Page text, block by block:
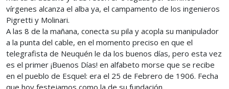
vírgenes alcanza el alba ya, el campamento de los ingenieros
Pigretti y Molinari.
A las 8 de la mañana, conecta su pila y acopla su manipulador
a la punta del cable, en el momento preciso en que el
telegrafista de Neuquén le da los buenos días, pero esta vez
es el primer ¡Buenos Días! en alfabeto morse que se recibe
en el pueblo de Esquel: era el 25 de Febrero de 1906. Fecha
que hoy festejamos como la de su fundación.